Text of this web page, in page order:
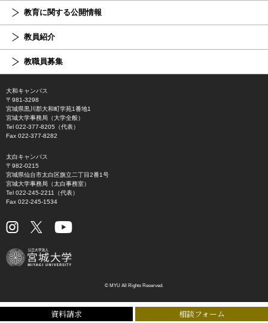
教育に関する公開情報
教員紹介
教職員募集
資料請求 相談フォーム
大和キャンパス
〒981-3298
宮城県黒川郡大和町学苑1番地1
宮城大学事務局（大学全般）
Tel 022-377-8205（代表）
Fax 022-377-8282
太白キャンパス
〒982-0215
宮城県仙台市太白区旗立二丁目2番1号
宮城大学事務局（太白事務室）
Tel 022-245-2211（代表）
Fax 022-245-1534
© MYU All Rights Reserved.